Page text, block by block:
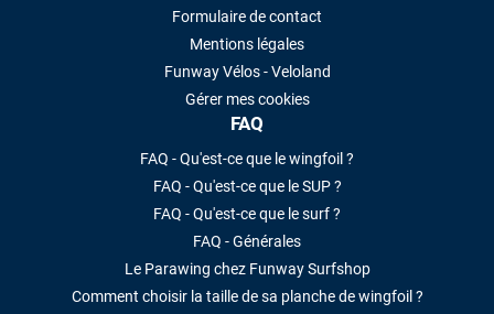
Formulaire de contact
Mentions légales
Funway Vélos - Veloland
Gérer mes cookies
FAQ
FAQ - Qu'est-ce que le wingfoil ?
FAQ - Qu'est-ce que le SUP ?
FAQ - Qu'est-ce que le surf ?
FAQ - Générales
Le Parawing chez Funway Surfshop
Comment choisir la taille de sa planche de wingfoil ?